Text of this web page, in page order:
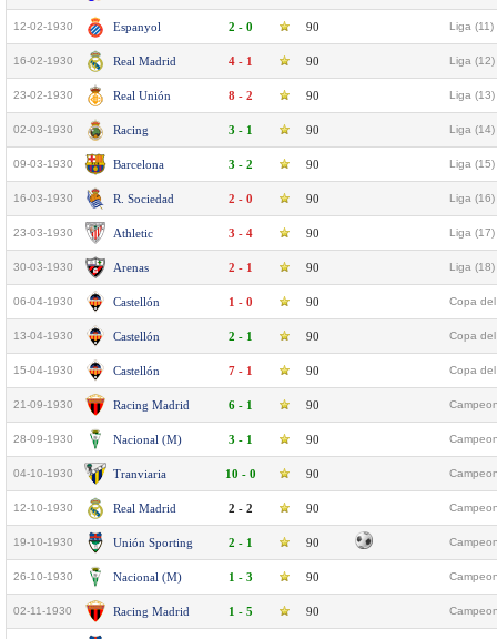
12-02-1930 Espanyol 2 - 0 90 Liga (11)
16-02-1930 Real Madrid 4 - 1 90 Liga (12)
23-02-1930 Real Unión 8 - 2 90 Liga (13)
02-03-1930 Racing 3 - 1 90 Liga (14)
09-03-1930 Barcelona 3 - 2 90 Liga (15)
16-03-1930 R. Sociedad 2 - 0 90 Liga (16)
23-03-1930 Athletic 3 - 4 90 Liga (17)
30-03-1930 Arenas 2 - 1 90 Liga (18)
06-04-1930 Castellón 1 - 0 90 Copa
13-04-1930 Castellón 2 - 1 90 Copa
15-04-1930 Castellón 7 - 1 90 Copa
21-09-1930 Racing Madrid 6 - 1 90
28-09-1930 Nacional (M) 3 - 1 90
04-10-1930 Tranviaria 10 - 0 90
12-10-1930 Real Madrid 2 - 2 90
19-10-1930 Unión Sporting 2 - 1 90
26-10-1930 Nacional (M) 1 - 3 90
02-11-1930 Racing Madrid 1 - 5 90